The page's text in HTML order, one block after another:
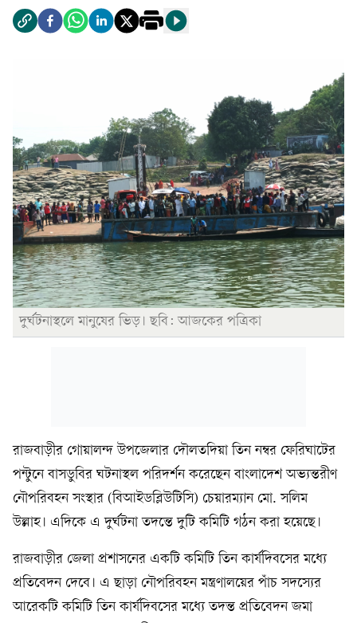
দুর্ঘটনাস্থলে মানুষের ভিড়। ছবি: আজকের পত্রিকা
রাজবাড়ীর গোয়ালন্দ উপজেলার দৌলতদিয়া তিন নম্বর ফেরিঘাটের
পন্টুনে বাসডুবির ঘটনাস্থল পরিদর্শন করেছেন বাংলাদেশ অভ্যন্তরীণ
নৌপরিবহন সংস্থার (বিআইডব্লিউটিসি) চেয়ারম্যান মো. সলিম
উল্লাহ। এদিকে এ দুর্ঘটনা তদন্তে দুটি কমিটি গঠন করা হয়েছে।
রাজবাড়ীর জেলা প্রশাসনের একটি কমিটি তিন কার্যদিবসের মধ্যে
প্রতিবেদন দেবে। এ ছাড়া নৌপরিবহন মন্ত্রণালয়ের পাঁচ সদস্যের
আরেকটি কমিটি তিন কার্যদিবসের মধ্যে তদন্ত প্রতিবেদন জমা